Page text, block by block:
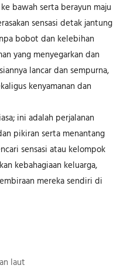
bawah serta berayun maju
sensasi detak jantung
bobot dan kelebihan
yang menyegarkan dan
lancar dan sempurna,
kenyamanan dan
ini adalah perjalanan
pikiran serta menantang
sensasi atau kelompok
kebahagiaan keluarga,
mereka sendiri di
laut